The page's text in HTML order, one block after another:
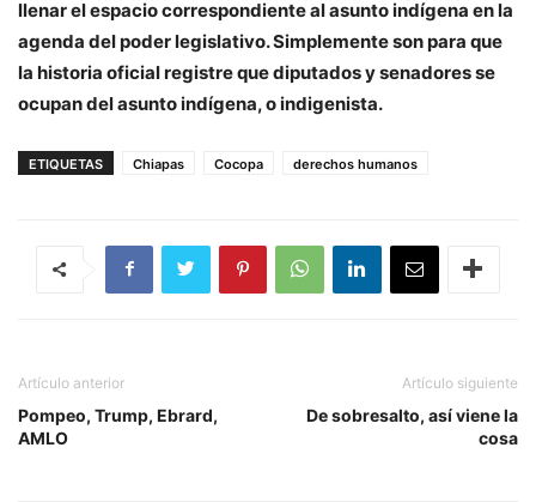
llenar el espacio correspondiente al asunto indígena en la
agenda del poder legislativo. Simplemente son para que
la historia oficial registre que diputados y senadores se
ocupan del asunto indígena, o indigenista.
ETIQUETAS Chiapas Cocopa derechos humanos
Artículo anterior
Pompeo, Trump, Ebrard,
AMLO
Artículo siguiente
De sobresalto, así viene la
cosa